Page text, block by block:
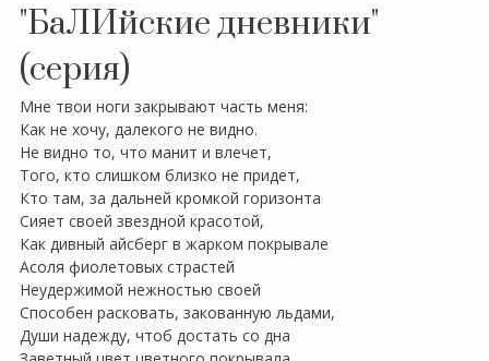
"БаЛИйские дневники"
(серия)
Мне твои ноги закрывают часть меня:
Как не хочу, далекого не видно.
Не видно то, что манит и влечет,
Того, кто слишком близко не придет,
Кто там, за дальней кромкой горизонта
Сияет своей звездной красотой,
Как дивный айсберг в жарком покрывале
Асоля фиолетовых страстей
Неудержимой нежностью своей
Способен расковать, закованную льдами,
Души надежду, чтоб достать со дна